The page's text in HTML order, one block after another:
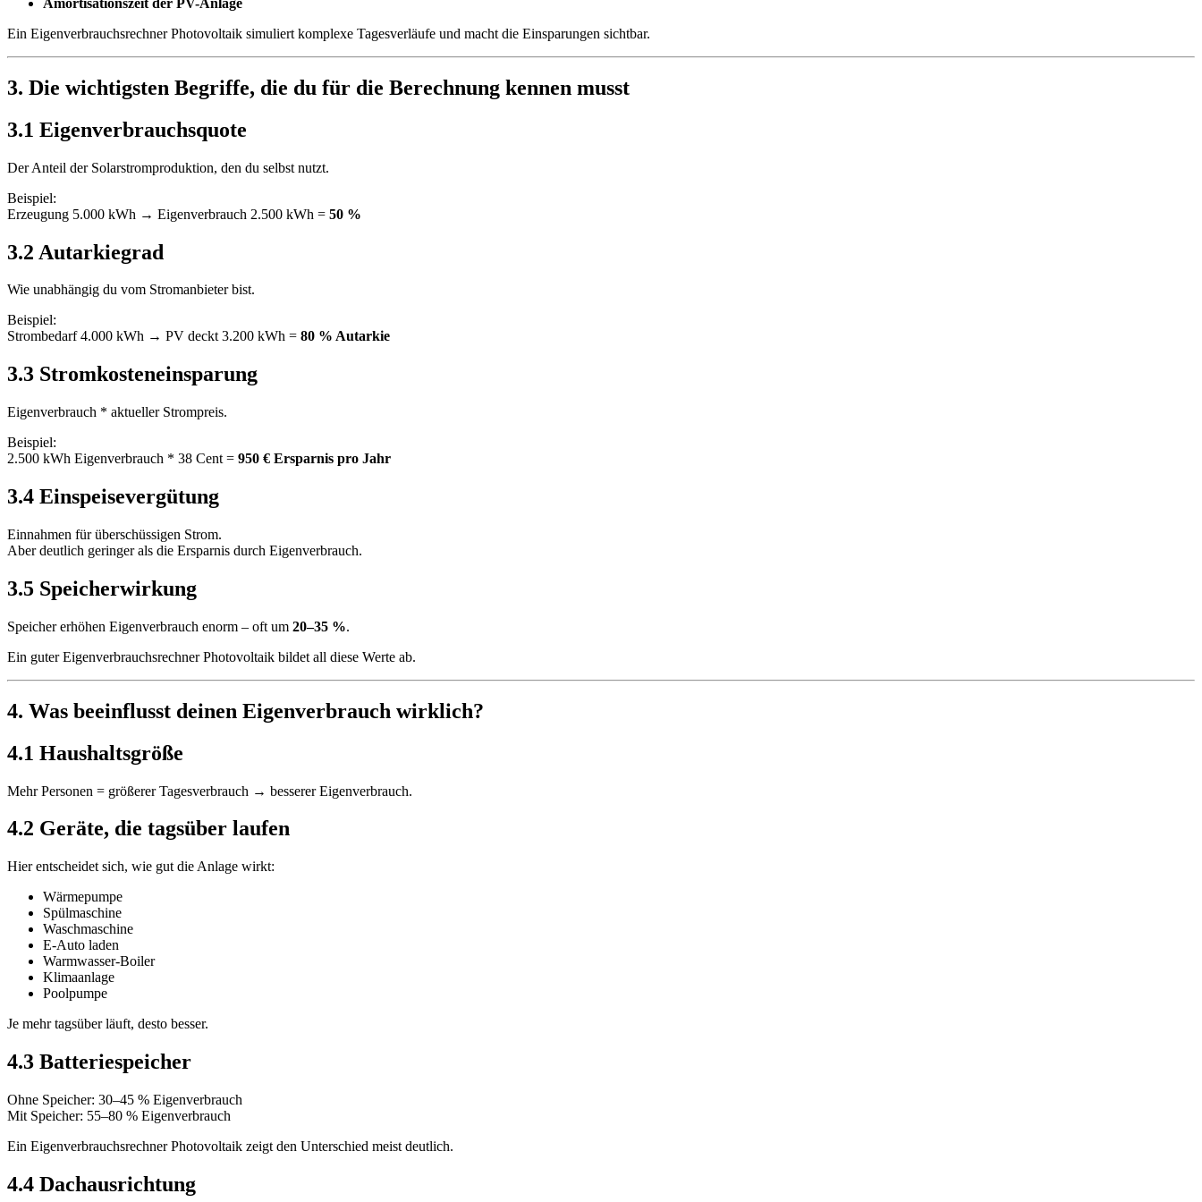
Ein Eigenverbrauchsrechner Photovoltaik simuliert komplexe Tagesverläufe und macht die Einsparungen sichtbar.
3. Die wichtigsten Begriffe, die du für die Berechnung kennen musst
3.1 Eigenverbrauchsquote
Der Anteil der Solarstromproduktion, den du selbst nutzt.
Beispiel:
Erzeugung 5.000 kWh → Eigenverbrauch 2.500 kWh = 50 %
3.2 Autarkiegrad
Wie unabhängig du vom Stromanbieter bist.
Beispiel:
Strombedarf 4.000 kWh → PV deckt 3.200 kWh = 80 % Autarkie
3.3 Stromkosteneinsparung
Eigenverbrauch * aktueller Strompreis.
Beispiel:
2.500 kWh Eigenverbrauch * 38 Cent = 950 € Ersparnis pro Jahr
3.4 Einspeisevergütung
Einnahmen für überschüssigen Strom.
Aber deutlich geringer als die Ersparnis durch Eigenverbrauch.
3.5 Speicherwirkung
Speicher erhöhen Eigenverbrauch enorm – oft um 20–35 %.
Ein guter Eigenverbrauchsrechner Photovoltaik bildet all diese Werte ab.
4. Was beeinflusst deinen Eigenverbrauch wirklich?
4.1 Haushaltsgröße
Mehr Personen = größerer Tagesverbrauch → besserer Eigenverbrauch.
4.2 Geräte, die tagsüber laufen
Hier entscheidet sich, wie gut die Anlage wirkt:
Wärmepumpe
Spülmaschine
Waschmaschine
E-Auto laden
Warmwasser-Boiler
Klimaanlage
Poolpumpe
Je mehr tagsüber läuft, desto besser.
4.3 Batteriespeicher
Ohne Speicher: 30–45 % Eigenverbrauch
Mit Speicher: 55–80 % Eigenverbrauch
Ein Eigenverbrauchsrechner Photovoltaik zeigt den Unterschied meist deutlich.
4.4 Dachausrichtung